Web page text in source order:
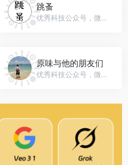
跳蚤
优秀科技公众号，微信号：gh_ca333fdd2c16
原味与他的朋友们
优秀科技公众号，微信号：gh_425916669bc8